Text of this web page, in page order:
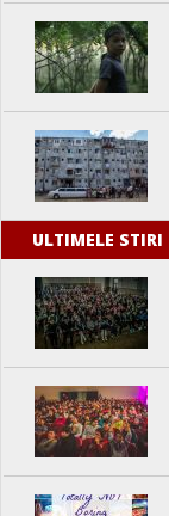
ULTIMELE STIRI